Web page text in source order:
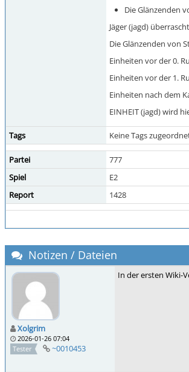
Die Glänzenden
Jäger (jagd)
Die Glänzenden von
Einheiten vor der 0.
Einheiten vor der 1.
Einheiten nach dem
EINHEIT (jagd) wird
Tags Keine Tags
Partei
777
Spiel
E2
Report
1428
Notizen / Dateien
Xolgrim
2026-01-26 07:04
Tester
~0010453
In der ersten Wiki-